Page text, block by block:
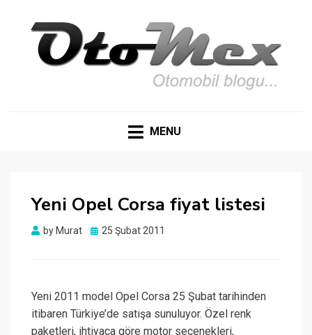
MENU
Yeni Opel Corsa fiyat listesi
by Murat
Posted
25 Şubat 2011
Yeni 2011 model Opel Corsa 25 Şubat tarihinden
itibaren Türkiye’de satışa sunuluyor. Özel renk
paketleri, ihtiyaca göre motor seçenekleri,